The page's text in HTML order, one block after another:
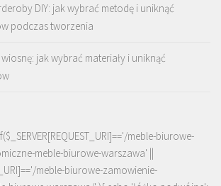
DIY: jak wybrać metodę i uniknąć
podczas tworzenia
jak wybrać materiały i uniknąć
meble-biurowe-
meble-biurowe-warszawa' ||
meble-biurowe-zamowienie-